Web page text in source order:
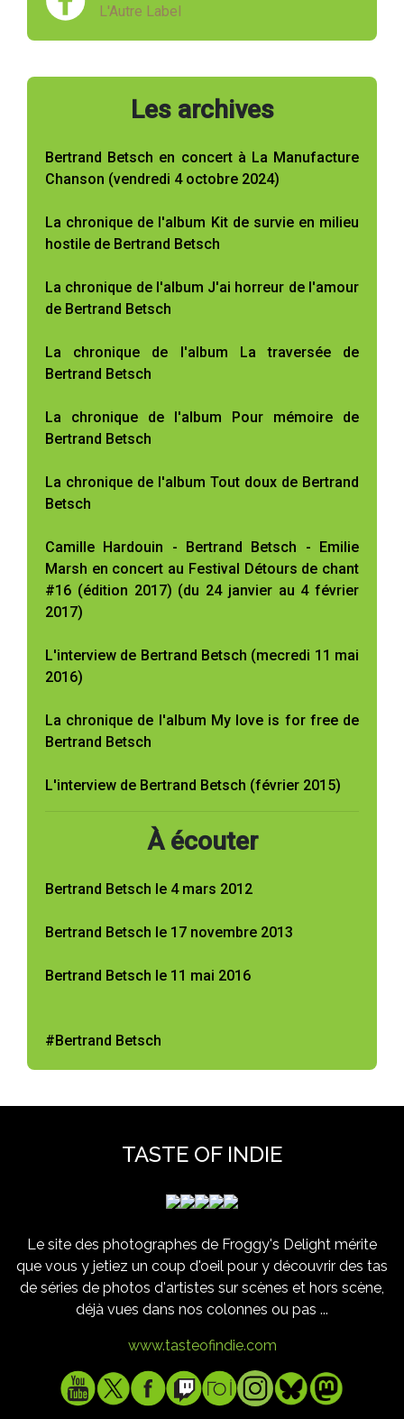
L'Autre Label
Les archives
Bertrand Betsch en concert à La Manufacture
Chanson (vendredi 4 octobre 2024)
La chronique de l'album Kit de survie en milieu
hostile de Bertrand Betsch
La chronique de l'album J'ai horreur de l'amour
de Bertrand Betsch
La chronique de l'album La traversée de
Bertrand Betsch
La chronique de l'album Pour mémoire de
Bertrand Betsch
La chronique de l'album Tout doux de Bertrand
Betsch
Camille Hardouin - Bertrand Betsch - Emilie
Marsh en concert au Festival Détours de chant
#16 (édition 2017) (du 24 janvier au 4 février
2017)
L'interview de Bertrand Betsch (mecredi 11 mai
2016)
La chronique de l'album My love is for free de
Bertrand Betsch
L'interview de Bertrand Betsch (février 2015)
À écouter
Bertrand Betsch le 4 mars 2012
Bertrand Betsch le 17 novembre 2013
Bertrand Betsch le 11 mai 2016
#Bertrand Betsch
TASTE OF INDIE
Le site des photographes de Froggy's Delight mérite
que vous y jetiez un coup d'oeil pour y découvrir des tas
de séries de photos d'artistes sur scènes et hors scène,
déjà vues dans nos colonnes ou pas ...
www.tasteofindie.com